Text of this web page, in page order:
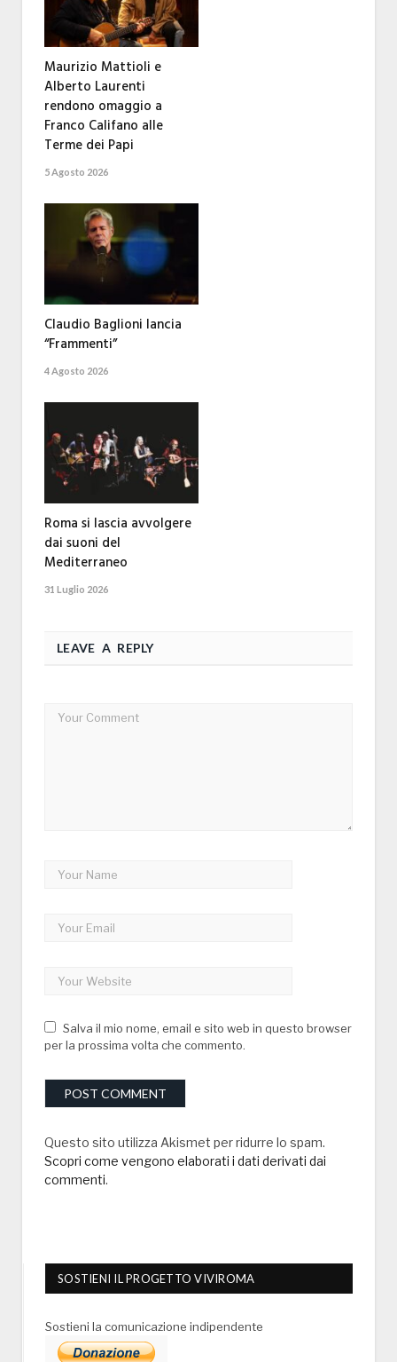
Maurizio Mattioli e
Alberto Laurenti
rendono omaggio a
Franco Califano alle
Terme dei Papi
5 Agosto 2026
Claudio Baglioni lancia
“Frammenti”
4 Agosto 2026
Roma si lascia avvolgere
dai suoni del
Mediterraneo
31 Luglio 2026
LEAVE A REPLY
Salva il mio nome, email e sito web in questo browser
per la prossima volta che commento.
Questo sito utilizza Akismet per ridurre lo spam.
Scopri come vengono elaborati i dati derivati dai
commenti.
SOSTIENI IL PROGETTO VIVIROMA
Sostieni la comunicazione indipendente